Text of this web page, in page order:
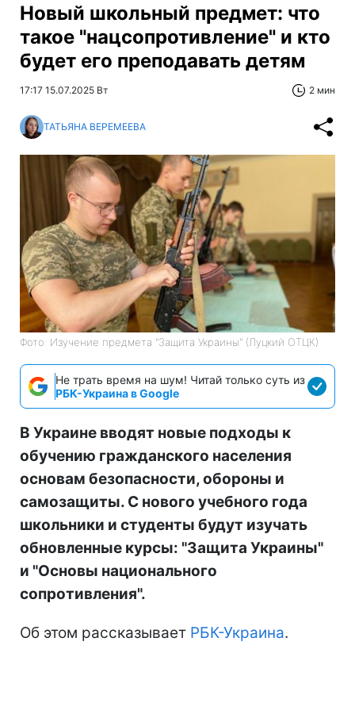
Новый школьный предмет: что
такое "нацсопротивление" и кто
будет его преподавать детям
17:17 15.07.2025 Вт 2 мин
ТАТЬЯНА ВЕРЕМЕЕВА
Фото: Изучение предмета "Защита Украины" (Луцкий ОТЦК)
Не трать время на шум! Читай только суть из
РБК-Украина в Google
В Украине вводят новые подходы к
обучению гражданского населения
основам безопасности, обороны и
самозащиты. С нового учебного года
школьники и студенты будут изучать
обновленные курсы: "Защита Украины"
и "Основы национального
сопротивления".
Об этом рассказывает РБК-Украина.